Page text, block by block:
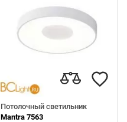
Потолочный светильник
Mantra 7563